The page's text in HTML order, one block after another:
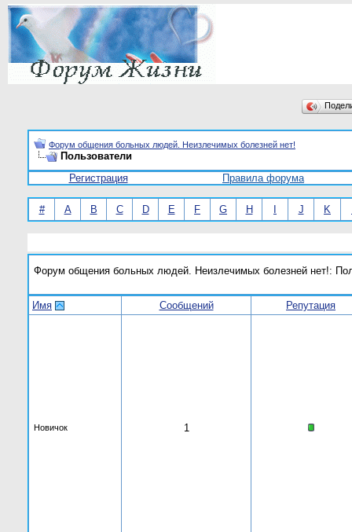
Форум общения больных людей. Неизлечимых болезней нет!
Пользователи
Регистрация
Правила форума
# A B C D E F G H J K
Форум общения больных людей. Неизлечимых болезней нет!:
Имя Сообщений Репутация
Новичок 1